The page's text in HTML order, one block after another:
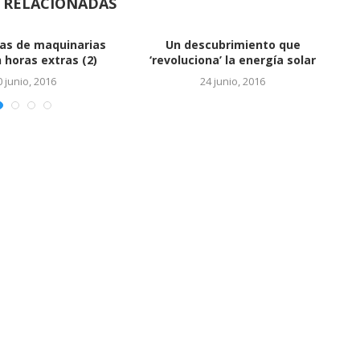
Vinculan a hijos de Báez con
cuentas en...
24 junio, 2016